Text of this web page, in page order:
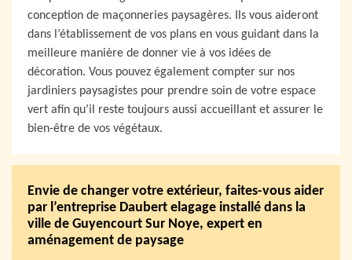
conception de maçonneries paysagères. Ils vous aideront
dans l’établissement de vos plans en vous guidant dans la
meilleure manière de donner vie à vos idées de
décoration. Vous pouvez également compter sur nos
jardiniers paysagistes pour prendre soin de votre espace
vert afin qu’il reste toujours aussi accueillant et assurer le
bien-être de vos végétaux.
Envie de changer votre extérieur, faites-vous aider
par l’entreprise Daubert elagage installé dans la
ville de Guyencourt Sur Noye, expert en
aménagement de paysage